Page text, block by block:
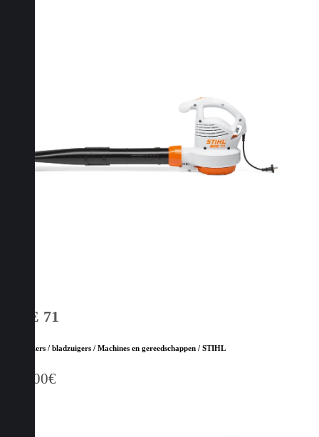
BGE 71
Bladblazers / bladzuigers / Machines en gereedschappen / STIHL
149,00€